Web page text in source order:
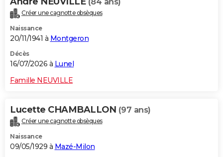
Créer une cagnotte obsèques
Naissance
20/11/1941 à Montgeron
Décès
16/07/2026 à Lunel
Famille NEUVILLE
Lucette CHAMBALLON (97 ans)
Créer une cagnotte obsèques
Naissance
09/05/1929 à Mazé-Milon